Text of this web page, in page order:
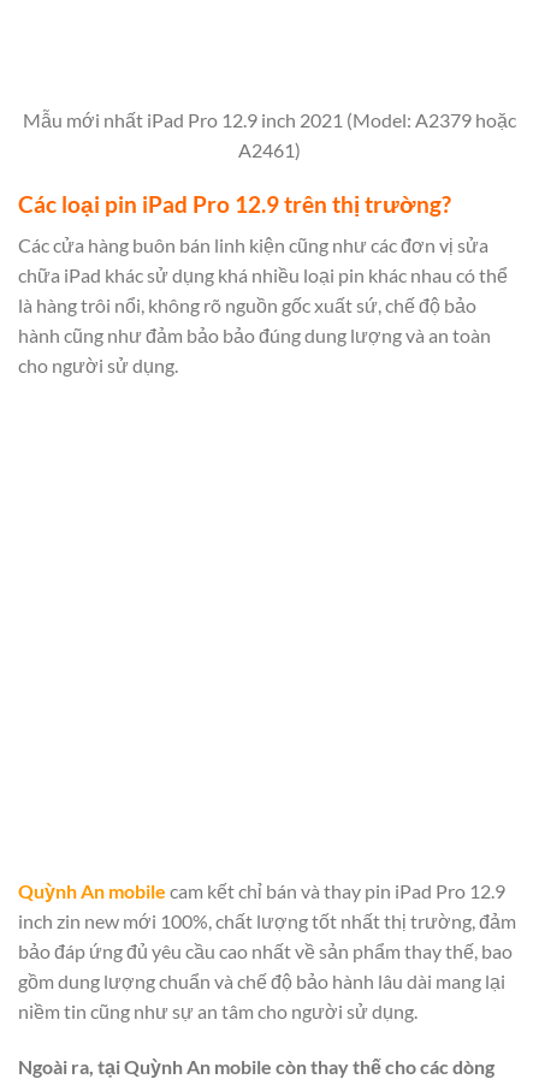
Mẫu mới nhất iPad Pro 12.9 inch 2021 (Model: A2379 hoặc
A2461)
Các loại pin iPad Pro 12.9 trên thị trường?
Các cửa hàng buôn bán linh kiện cũng như các đơn vị sửa
chữa iPad khác sử dụng khá nhiều loại pin khác nhau có thể
là hàng trôi nổi, không rõ nguồn gốc xuất sứ, chế độ bảo
hành cũng như đảm bảo bảo đúng dung lượng và an toàn
cho người sử dụng.
Quỳnh An mobile cam kết chỉ bán và thay pin iPad Pro 12.9
inch zin new mới 100%, chất lượng tốt nhất thị trường, đảm
bảo đáp ứng đủ yêu cầu cao nhất về sản phẩm thay thế, bao
gồm dung lượng chuẩn và chế độ bảo hành lâu dài mang lại
niềm tin cũng như sự an tâm cho người sử dụng.
Ngoài ra, tại Quỳnh An mobile còn thay thế cho các dòng